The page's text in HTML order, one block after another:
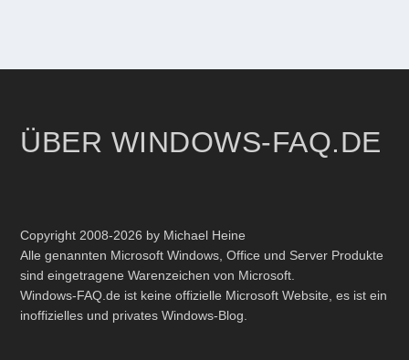
ÜBER WINDOWS-FAQ.DE
Copyright 2008-2026 by Michael Heine
Alle genannten Microsoft Windows, Office und Server Produkte
sind eingetragene Warenzeichen von Microsoft.
Windows-FAQ.de ist keine offizielle Microsoft Website, es ist ein
inoffizielles und privates Windows-Blog.